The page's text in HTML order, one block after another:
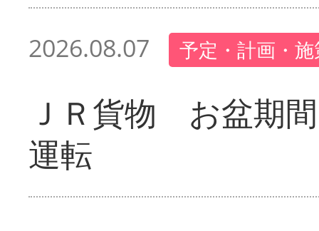
2026.08.07 予定・計画・
ＪＲ貨物 お盆期
運転